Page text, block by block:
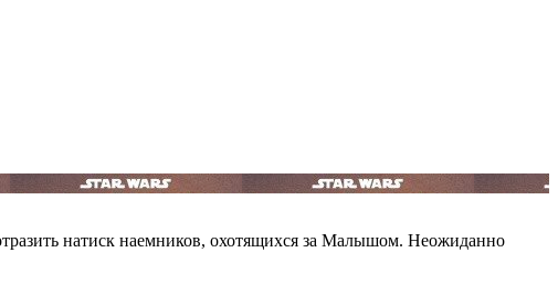
натиск наемников, охотящихся за Малышом. Неожиданно